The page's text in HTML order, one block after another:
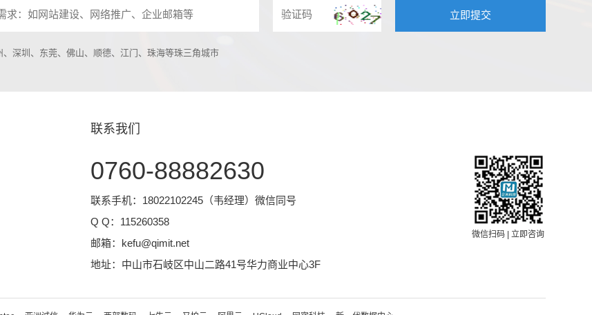
深圳、东莞、佛山、顺德、江门、珠海等珠三角城市
联系我们
0760-88882630
联系手机：18022102245（韦经理）微信同号
Q Q： 115260358
邮箱： kefu@qimit.net
地址：中山市石岐区中山二路41号华力商业中心3F
微信扫码 | 立即咨询